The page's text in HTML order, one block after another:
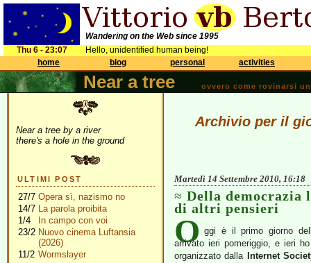
Wandering on the Web since 1995
Thu 6 - 23:07
Hello, unidentified human being!
home
blog personal activities
Near a tree ovvero come rovinarsi
Near a tree by a river
there's a hole in the ground
ULTIMI POST
27/7 Opera sì, nazismo no
14/7 La parola proibita
1/4
In campo con voi
23/2 Nuovo cinema Luftansia
(2026)
11/2 Wormslayer
Archivio per il
Martedì 14 Settembre 2010, 16:18
Della democrazia
di altri pensieri
O ggi è il primo giorno
arrivato ieri pomeriggio, e ieri
organizzato dalla Internet